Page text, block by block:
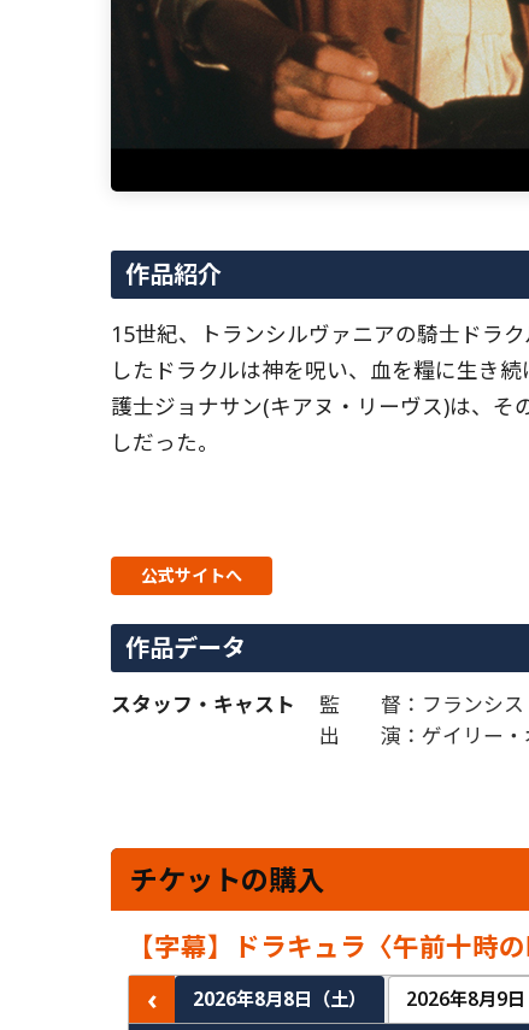
作品紹介
15世紀、トランシルヴァニアの騎士ドラ
したドラクルは神を呪い、血を糧に生き
護士ジョナサン(キアヌ・リーヴス)は、
しだった。
公式サイトへ
作品データ
スタッフ・キャスト
監 督：フランシス
出 演：ゲイリー・
チケットの購入
【字幕】ドラキュラ〈午前十時の
‹ 2026年8月8日（土） 2026年8月9日